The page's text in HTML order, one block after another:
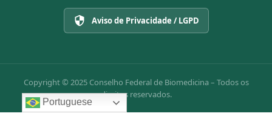
Aviso de Privacidade / LGPD
Copyright © 2025 Conselho Federal de Biomedicina – Todos os
direitos reservados.
Portuguese